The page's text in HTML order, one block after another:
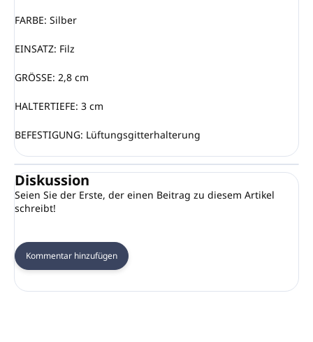
FARBE: Silber
EINSATZ: Filz
GRÖSSE: 2,8 cm
HALTERTIEFE: 3 cm
BEFESTIGUNG: Lüftungsgitterhalterung
Diskussion
Seien Sie der Erste, der einen Beitrag zu diesem Artikel
schreibt!
Kommentar hinzufügen